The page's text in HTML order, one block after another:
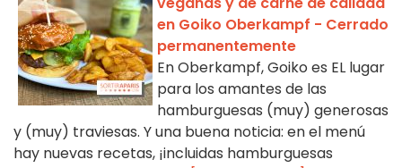
en Goiko Oberkampf - Cerrado
permanentemente
En Oberkampf, Goiko es EL lugar
para los amantes de las
hamburguesas (muy) generosas
y (muy) traviesas. Y una buena noticia: en el menú
hay nuevas recetas, ¡incluidas hamburguesas